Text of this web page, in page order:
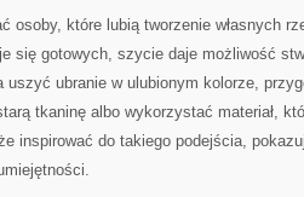
osoby, które lubią tworzenie własnych
się gotowych, szycie daje możliwość
uszyć ubranie w ulubionym kolorze,
tkaninę albo wykorzystać materiał,
inspirować do takiego podejścia,